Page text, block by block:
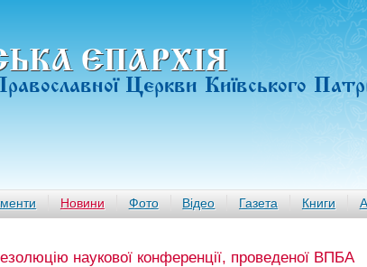
ЄПАРХIЯ
Церкви Київського
Новини Фото Відео Газета Книги
наукової конференції, проведеної ВПБА